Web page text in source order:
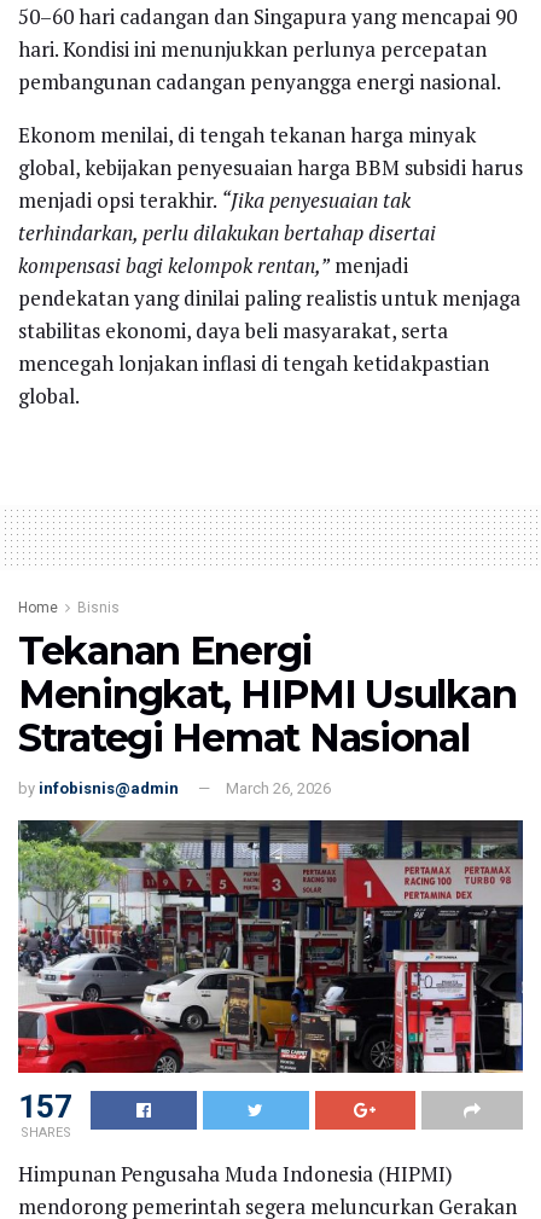
50–60 hari cadangan dan Singapura yang mencapai 90
hari. Kondisi ini menunjukkan perlunya percepatan
pembangunan cadangan penyangga energi nasional.
Ekonom menilai, di tengah tekanan harga minyak
global, kebijakan penyesuaian harga BBM subsidi harus
menjadi opsi terakhir. “Jika penyesuaian tak
terhindarkan, perlu dilakukan bertahap disertai
kompensasi bagi kelompok rentan,”menjadi
pendekatan yang dinilai paling realistis untuk menjaga
stabilitas ekonomi, daya beli masyarakat, serta
mencegah lonjakan inflasi di tengah ketidakpastian
global.
Home Bisnis
Tekanan Energi
Meningkat, HIPMI Usulkan
Strategi Hemat Nasional
by infobisnis@admin March 26, 2026
157
SHARES
Himpunan Pengusaha Muda Indonesia (HIPMI)
mendorong pemerintah segera meluncurkan Gerakan